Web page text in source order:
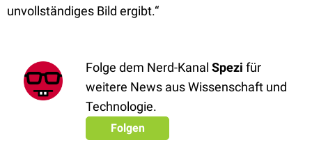
unvollständiges Bild ergibt.“
Folge dem Nerd-Kanal Spezi für
weitere News aus Wissenschaft und
Technologie.
Folgen